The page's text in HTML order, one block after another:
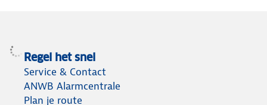
Regel het snel
Service & Contact
ANWB Alarmcentrale
Plan je route